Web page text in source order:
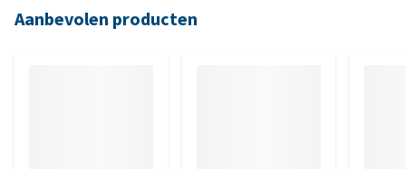
Aanbevolen producten